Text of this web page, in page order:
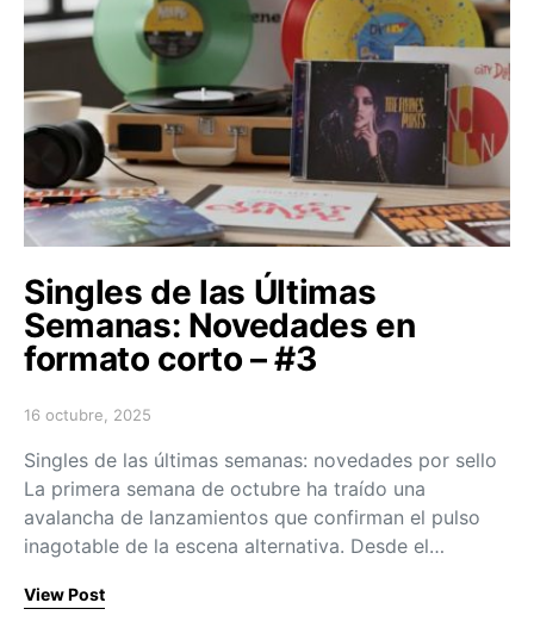
Singles de las Últimas
Semanas: Novedades en
formato corto – #3
Posted on
16 octubre, 2025
Singles de las últimas semanas: novedades por sello
La primera semana de octubre ha traído una
avalancha de lanzamientos que confirman el pulso
inagotable de la escena alternativa. Desde el…
View Post